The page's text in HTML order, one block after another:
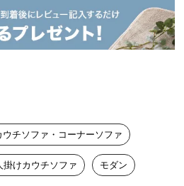
ウチソファ・コーナーソファ
掛けカウチソファ モダン